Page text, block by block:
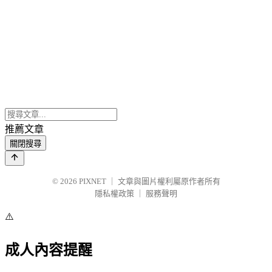
推薦文章
關閉搜尋
© 2026 PIXNET
文章與圖片權利屬原作者所有
隱私權政策
服務聲明
⚠️
成人內容提醒